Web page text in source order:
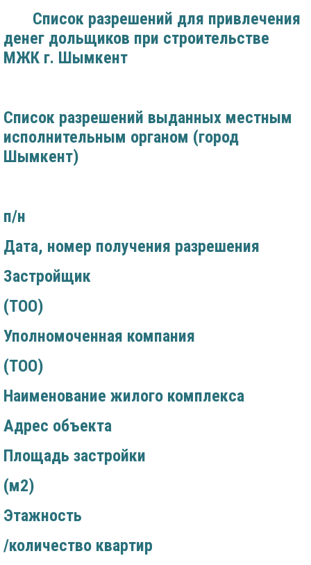
Список разрешений для привлечения
денег дольщиков при строительстве
МЖК г. Шымкент
Список разрешений выданных местным
исполнительным органом (город
Шымкент)
п/н
Дата, номер получения разрешения
Застройщик
(ТОО)
Уполномоченная компания
(ТОО)
Наименование жилого комплекса
Адрес объекта
Площадь застройки
(м2)
Этажность
/количество квартир